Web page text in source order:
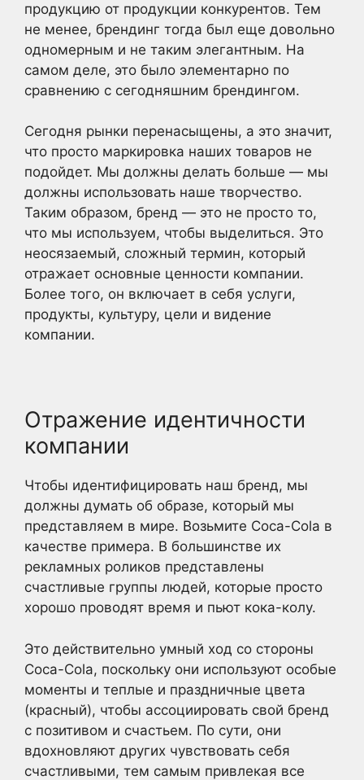
продукцию от продукции конкурентов. Тем
не менее, брендинг тогда был еще довольно
одномерным и не таким элегантным. На
самом деле, это было элементарно по
сравнению с сегодняшним брендингом.
Сегодня рынки перенасыщены, а это значит,
что просто маркировка наших товаров не
подойдет. Мы должны делать больше — мы
должны использовать наше творчество.
Таким образом, бренд — это не просто то,
что мы используем, чтобы выделиться. Это
неосязаемый, сложный термин, который
отражает основные ценности компании.
Более того, он включает в себя услуги,
продукты, культуру, цели и видение
компании.
Отражение идентичности
компании
Чтобы идентифицировать наш бренд, мы
должны думать об образе, который мы
представляем в мире. Возьмите Coca-Cola в
качестве примера. В большинстве их
рекламных роликов представлены
счастливые группы людей, которые просто
хорошо проводят время и пьют кока-колу.
Это действительно умный ход со стороны
Coca-Cola, поскольку они используют особые
моменты и теплые и праздничные цвета
(красный), чтобы ассоциировать свой бренд
с позитивом и счастьем. По сути, они
вдохновляют других чувствовать себя
счастливыми, тем самым привлекая все